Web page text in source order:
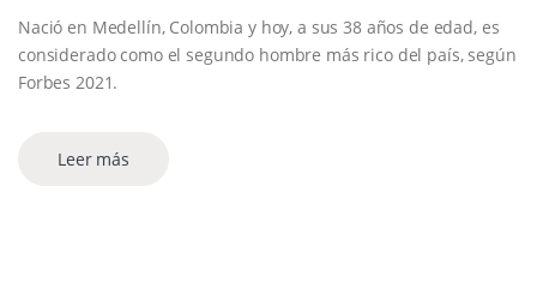
Nació en Medellín, Colombia y hoy, a sus 38 años de edad, es
considerado como el segundo hombre más rico del país, según
Forbes 2021.
Leer más